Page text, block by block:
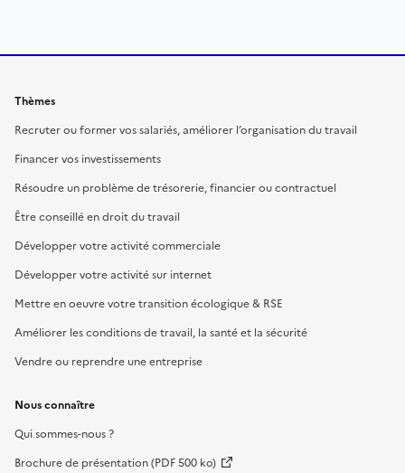
Thèmes
Recruter ou former vos salariés, améliorer l’organisation du travail
Financer vos investissements
Résoudre un problème de trésorerie, financier ou contractuel
Être conseillé en droit du travail
Développer votre activité commerciale
Développer votre activité sur internet
Mettre en oeuvre votre transition écologique & RSE
Améliorer les conditions de travail, la santé et la sécurité
Vendre ou reprendre une entreprise
Nous connaître
Qui sommes-nous ?
Brochure de présentation (PDF 500 ko)